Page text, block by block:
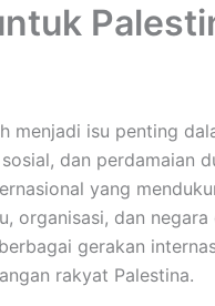
menjadi isu penting
dan perdamaian
yang
organisasi, dan negara
gerakan
rakyat Palestina.